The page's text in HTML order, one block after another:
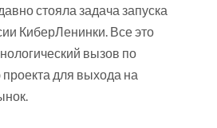
стояла задача запуска
КиберЛенинки. Все это
вызов по
для выхода на